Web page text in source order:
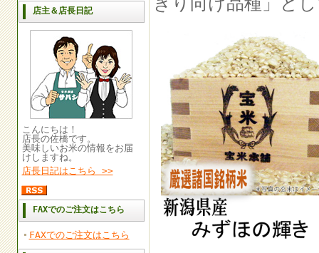
店主＆店長日記
こんにちは！
店長の佐橋です。
美味しいお米の情報をお届
けしますね。
店長日記はこちら >>
FAXでのご注文はこちら
FAXでのご注文はこちら